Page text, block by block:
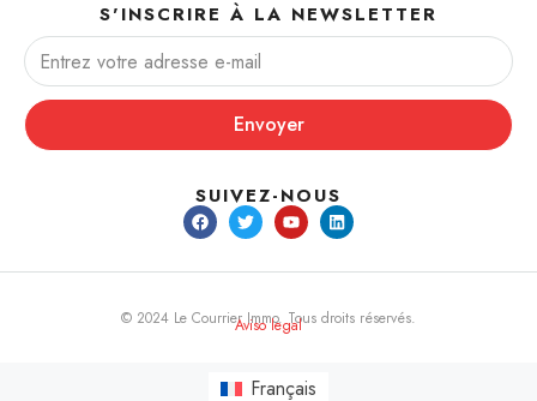
S'INSCRIRE À LA NEWSLETTER
Envoyer
SUIVEZ-NOUS
© 2024 Le Courrier Immo. Tous droits réservés.
Aviso legal
Français